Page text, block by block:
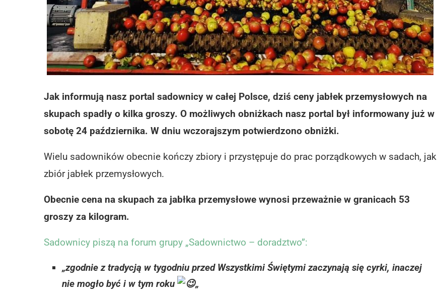
Jak informują nasz portal sadownicy w całej Polsce, dziś ceny jabłek przemysłowych na
skupach spadły o kilka groszy. O możliwych obniżkach nasz portal był informowany już w
sobotę 24 października. W dniu wczorajszym potwierdzono obniżki.
Wielu sadowników obecnie kończy zbiory i przystępuje do prac porządkowych w sadach, jak
zbiór jabłek przemysłowych.
Obecnie cena na skupach za jabłka przemysłowe wynosi przeważnie w granicach 53
groszy za kilogram.
Sadownicy piszą na forum grupy „Sadownictwo – doradztwo”:
„zgodnie z tradycją w tygodniu przed Wszystkimi Świętymi zaczynają się cyrki, inaczej
nie mogło być i w tym roku
„